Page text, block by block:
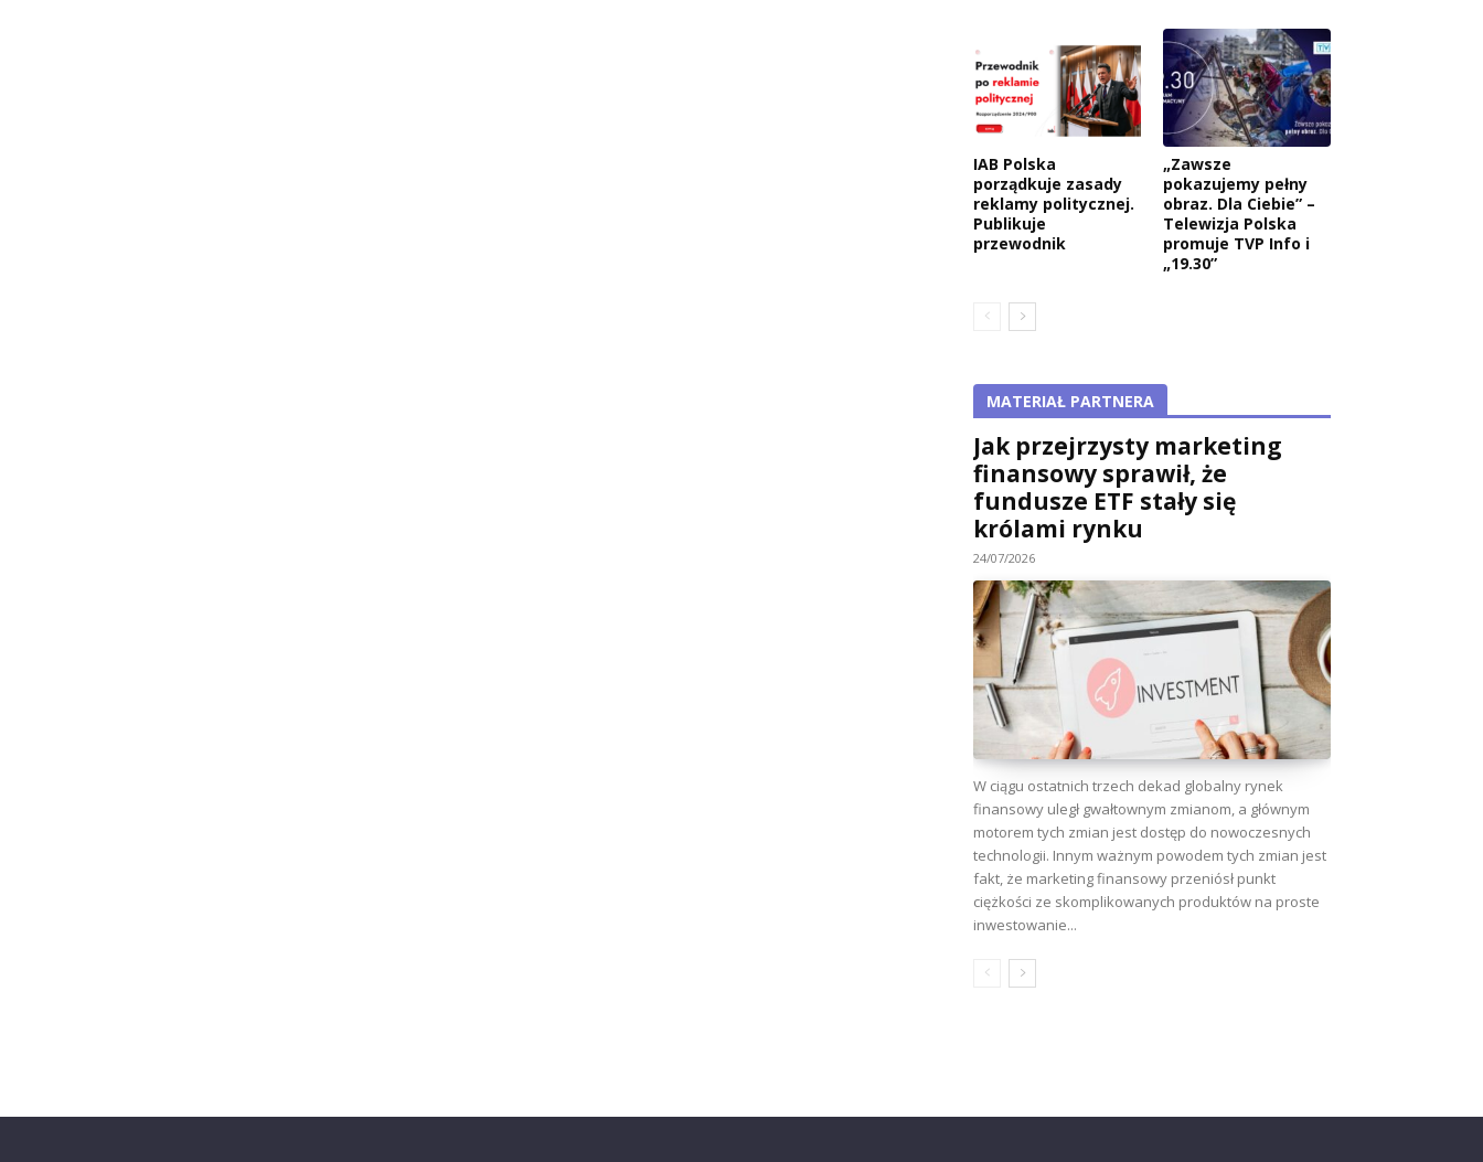
IAB Polska
porządkuje zasady
reklamy politycznej.
Publikuje
przewodnik
„Zawsze
pokazujemy pełny
obraz. Dla Ciebie” –
Telewizja Polska
promuje TVP Info i
„19.30”
MATERIAŁ PARTNERA
Jak przejrzysty marketing
finansowy sprawił, że
fundusze ETF stały się
królami rynku
24/07/2026
W ciągu ostatnich trzech dekad globalny rynek
finansowy uległ gwałtownym zmianom, a głównym
motorem tych zmian jest dostęp do nowoczesnych
technologii. Innym ważnym powodem tych zmian jest
fakt, że marketing finansowy przeniósł punkt
ciężkości ze skomplikowanych produktów na proste
inwestowanie...